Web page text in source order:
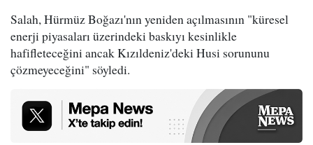
Salah, Hürmüz Boğazı'nın yeniden açılmasının "küresel
enerji piyasaları üzerindeki baskıyı kesinlikle
hafifleteceğini ancak Kızıldeniz'deki Husi sorununu
çözmeyeceğini" söyledi.